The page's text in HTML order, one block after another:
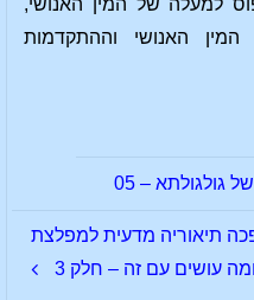
האנושי וההתקדמות
גולגולתא – 05
תיאוריה מדעית למפלצת
ומה עושים עם זה – חלק 3